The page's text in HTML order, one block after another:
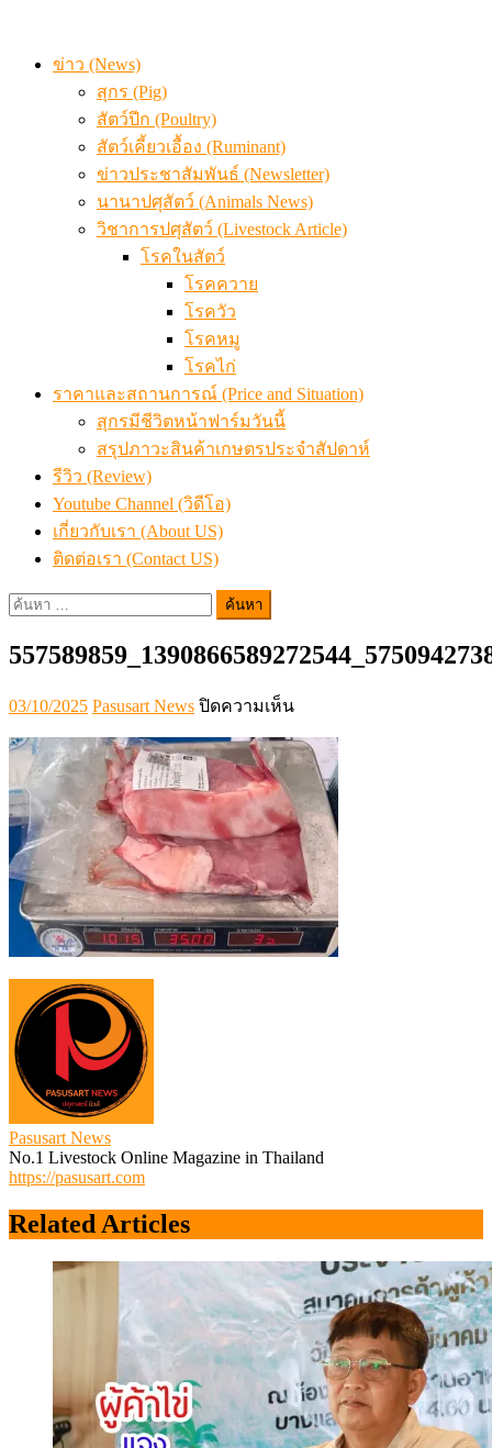
ข่าว (News)
สุกร (Pig)
สัตว์ปีก (Poultry)
สัตว์เคี้ยวเอื้อง (Ruminant)
ข่าวประชาสัมพันธ์ (Newsletter)
นานาปศุสัตว์ (Animals News)
วิชาการปศุสัตว์ (Livestock Article)
โรคในสัตว์
โรคควาย
โรควัว
โรคหมู
โรคไก่
ราคาและสถานการณ์ (Price and Situation)
สุกรมีชีวิตหน้าฟาร์มวันนี้
สรุปภาวะสินค้าเกษตรประจำสัปดาห์
รีวิว (Review)
Youtube Channel (วิดีโอ)
เกี่ยวกับเรา (About US)
ติดต่อเรา (Contact US)
ค้นหา
Posted
on
03/10/2025 Author
Pasusart News ปิดความเห็นบน
Pasusart News
No.1 Livestock Online Magazine in Thailand
https://pasusart.com
Related Articles